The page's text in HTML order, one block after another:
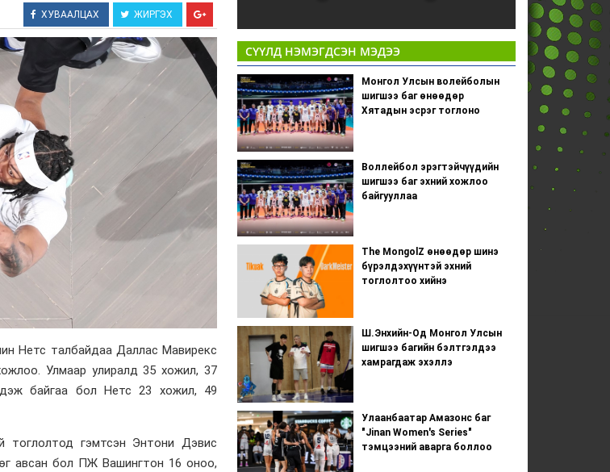
ХУВААЛЦАХ ЖИРГЭХ
Нетс талбайдаа Даллас Мавирекс
Улмаар улиралд 35 хожил, 37
байгаа бол Нетс 23 хожил, 49
тоглолтод гэмтсэн Энтони Дэвис
авсан бол ПЖ Вашингтон 16 оноо,
СҮҮЛД НЭМЭГДСЭН МЭДЭЭ
Монгол Улсын волейболын
шигшээ баг өнөөдөр
Хятадын эсрэг тоглоно
Воллейбол эрэгтэйчүүдийн
шигшээ баг эхний хожлоо
байгууллаа
The MongolZ өнөөдөр шинэ
бүрэлдэхүүнтэй эхний
тоглолтоо хийнэ
Ш.Энхийн-Од Монгол Улсын
шигшээ багийн бэлтгэлдээ
хамрагдаж эхэллэ
Улаанбаатар Амазонс баг
"Jinan Women's Series"
тэмцээний аварга боллоо